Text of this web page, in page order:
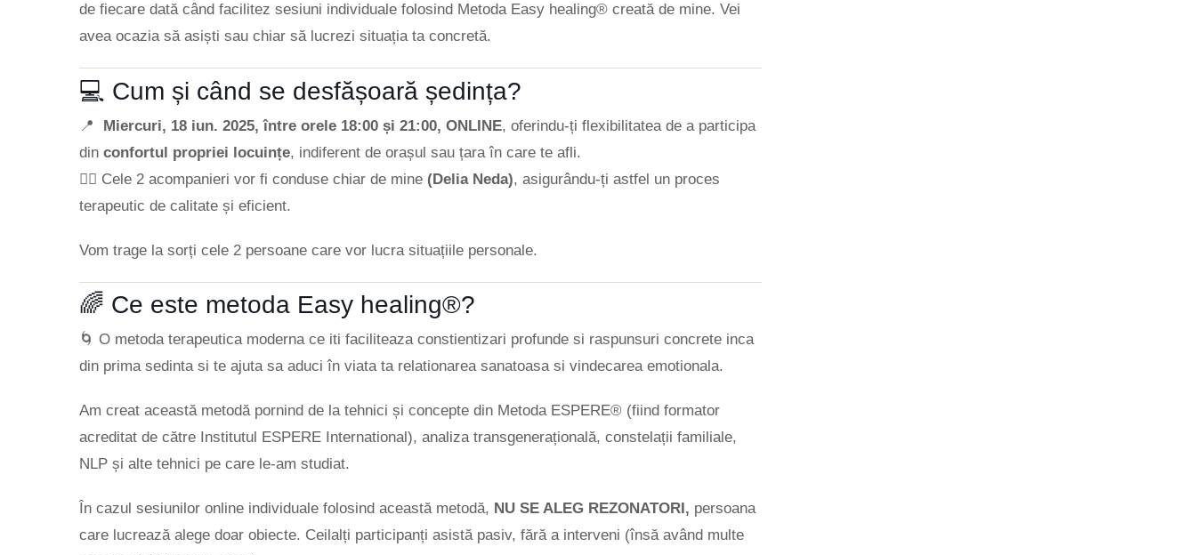
de fiecare dată când facilitez sesiuni individuale folosind Metoda Easy healing® creată de mine. Vei
avea ocazia să asiști sau chiar să lucrezi situația ta concretă.
💻 Cum și când se desfășoară ședința?
📍 Miercuri, 18 iun. 2025, între orele 18:00 și 21:00, ONLINE, oferindu-ți flexibilitatea de a participa
din confortul propriei locuințe, indiferent de orașul sau țara în care te afli.
👩‍⚕️ Cele 2 acompanieri vor fi conduse chiar de mine (Delia Neda), asigurându-ți astfel un proces
terapeutic de calitate și eficient.
Vom trage la sorți cele 2 persoane care vor lucra situațiile personale.
🌈 Ce este metoda Easy healing®?
🌀 O metoda terapeutica moderna ce iti faciliteaza constientizari profunde si raspunsuri concrete inca
din prima sedinta si te ajuta sa aduci în viata ta relationarea sanatoasa si vindecarea emotionala.
Am creat această metodă pornind de la tehnici și concepte din Metoda ESPERE® (fiind formator
acreditat de către Institutul ESPERE International), analiza transgenerațională, constelații familiale,
NLP și alte tehnici pe care le-am studiat.
În cazul sesiunilor online individuale folosind această metodă, NU SE ALEG REZONATORI, persoana
care lucrează alege doar obiecte. Ceilalți participanți asistă pasiv, fără a interveni (însă având multe